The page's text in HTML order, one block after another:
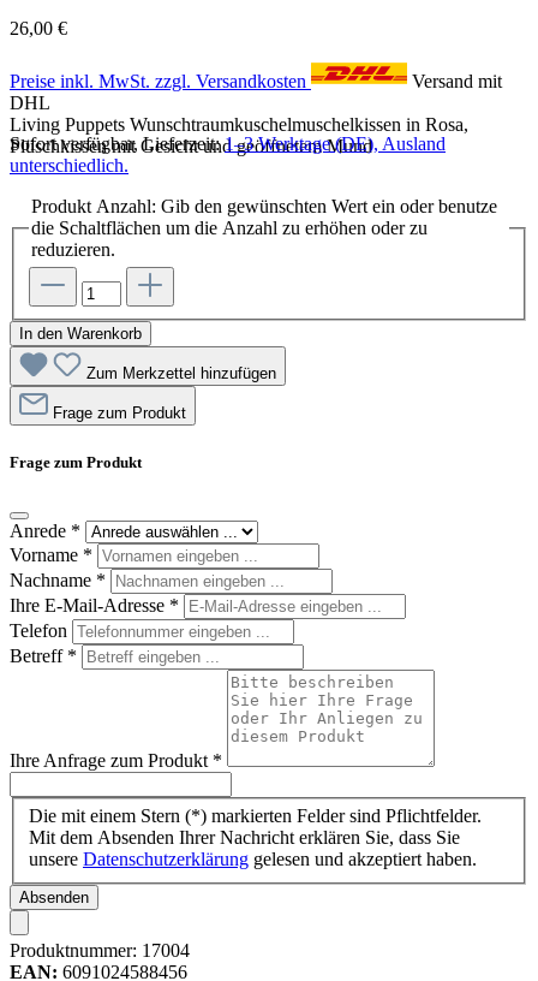
Living Puppets Wunschtraumkuschelmuschelkissen in Rosa,
Plüschkissen mit Gesicht und geöffnetem Mund
26,00 €
Preise inkl. MwSt. zzgl. Versandkosten
Versand mit
DHL
Sofort verfügbar, Lieferzeit:1–3 Werktage (DE), Ausland
unterschiedlich.
Produkt Anzahl: Gib den gewünschten Wert ein oder benutze
die Schaltflächen um die Anzahl zu erhöhen oder zu
reduzieren.
In den Warenkorb
Zum Merkzettel hinzufügen
Frage zum Produkt
Frage zum Produkt
Anrede *
Vorname *
Nachname *
Ihre E-Mail-Adresse *
Telefon
Betreff *
Ihre Anfrage zum Produkt *
Die mit einem Stern (*) markierten Felder sind Pflichtfelder.
Mit dem Absenden Ihrer Nachricht erklären Sie, dass Sie
unsere Datenschutzerklärung gelesen und akzeptiert haben.
Absenden
Produktnummer: 17004
EAN: 6091024588456